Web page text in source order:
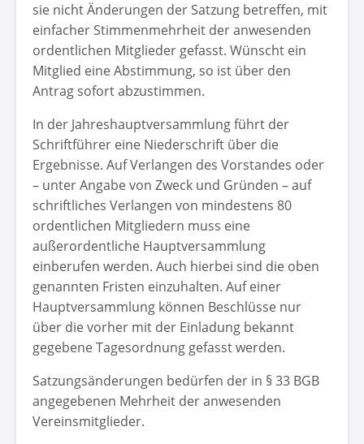
sie nicht Änderungen der Satzung betreffen, mit
einfacher Stimmenmehrheit der anwesenden
ordentlichen Mitglieder gefasst. Wünscht ein
Mitglied eine Abstimmung, so ist über den
Antrag sofort abzustimmen.
In der Jahreshauptversammlung führt der
Schriftführer eine Niederschrift über die
Ergebnisse. Auf Verlangen des Vorstandes oder
– unter Angabe von Zweck und Gründen – auf
schriftliches Verlangen von mindestens 80
ordentlichen Mitgliedern muss eine
außerordentliche Hauptversammlung
einberufen werden. Auch hierbei sind die oben
genannten Fristen einzuhalten. Auf einer
Hauptversammlung können Beschlüsse nur
über die vorher mit der Einladung bekannt
gegebene Tagesordnung gefasst werden.
Satzungsänderungen bedürfen der in § 33 BGB
angegebenen Mehrheit der anwesenden
Vereinsmitglieder.